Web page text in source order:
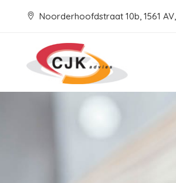
Noorderhoofdstraat 10b, 1561